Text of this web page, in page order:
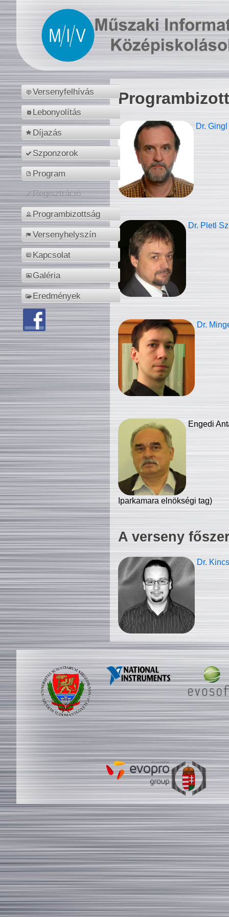
Versenyfelhívás
Lebonyolítás
Díjazás
Szponzorok
Program
Regisztráció
Programbizottság
Versenyhelyszín
Kapcsolat
Galéria
Eredmények
Dr.
Dr. Pletl
Dr.
Engedi
Iparkamara elnökségi tag)
A verseny
Dr.